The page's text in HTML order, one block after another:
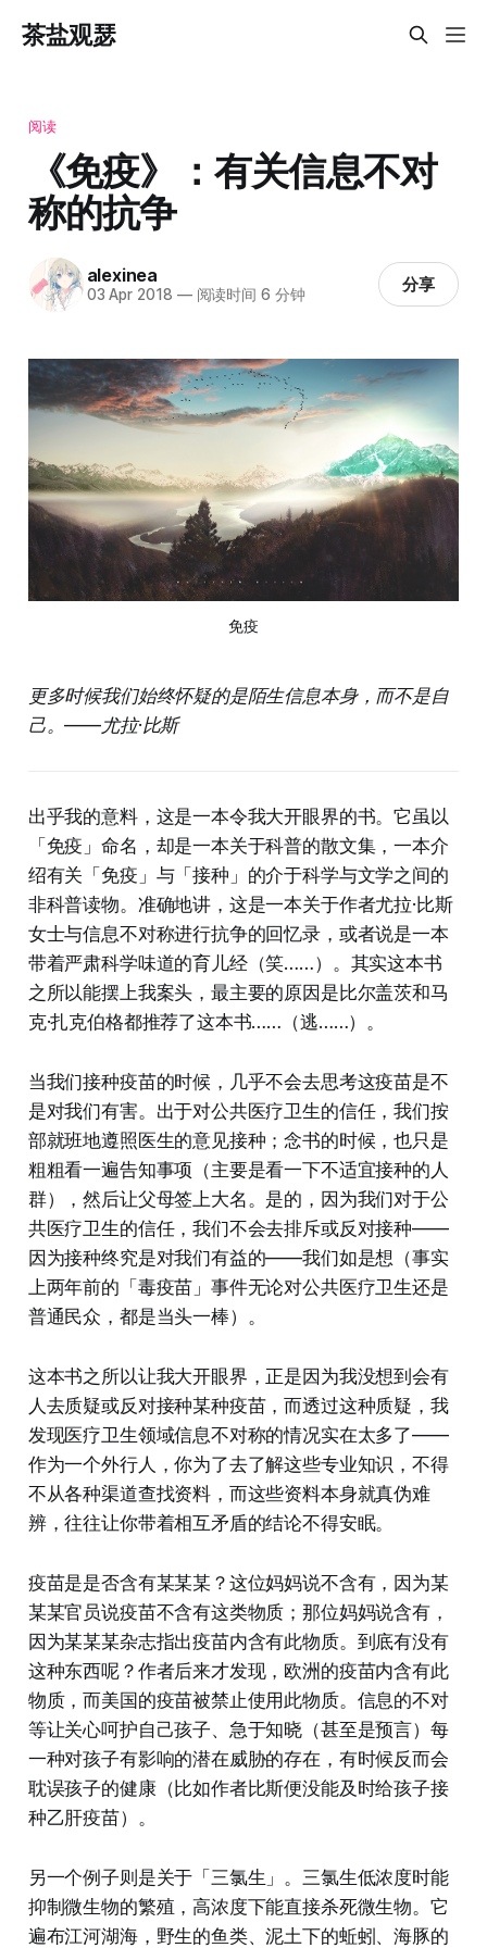
茶盐观瑟
阅读
《免疫》：有关信息不对
称的抗争
alexinea
03 Apr 2018 —阅读时间 6 分钟 分享
免疫
更多时候我们始终怀疑的是陌生信息本身，而不是自
己。——尤拉·比斯
出乎我的意料，这是一本令我大开眼界的书。它虽以
「免疫」命名，却是一本关于科普的散文集，一本介
绍有关「免疫」与「接种」的介于科学与文学之间的
非科普读物。准确地讲，这是一本关于作者尤拉·比斯
女士与信息不对称进行抗争的回忆录，或者说是一本
带着严肃科学味道的育儿经（笑……）。其实这本书
之所以能摆上我案头，最主要的原因是比尔盖茨和马
克·扎克伯格都推荐了这本书……（逃……）。
当我们接种疫苗的时候，几乎不会去思考这疫苗是不
是对我们有害。出于对公共医疗卫生的信任，我们按
部就班地遵照医生的意见接种；念书的时候，也只是
粗粗看一遍告知事项（主要是看一下不适宜接种的人
群），然后让父母签上大名。是的，因为我们对于公
共医疗卫生的信任，我们不会去排斥或反对接种——
因为接种终究是对我们有益的——我们如是想（事实
上两年前的「毒疫苗」事件无论对公共医疗卫生还是
普通民众，都是当头一棒）。
这本书之所以让我大开眼界，正是因为我没想到会有
人去质疑或反对接种某种疫苗，而透过这种质疑，我
发现医疗卫生领域信息不对称的情况实在太多了——
作为一个外行人，你为了去了解这些专业知识，不得
不从各种渠道查找资料，而这些资料本身就真伪难
辨，往往让你带着相互矛盾的结论不得安眠。
疫苗是是否含有某某某？这位妈妈说不含有，因为某
某某官员说疫苗不含有这类物质；那位妈妈说含有，
因为某某某杂志指出疫苗内含有此物质。到底有没有
这种东西呢？作者后来才发现，欧洲的疫苗内含有此
物质，而美国的疫苗被禁止使用此物质。信息的不对
等让关心呵护自己孩子、急于知晓（甚至是预言）每
一种对孩子有影响的潜在威胁的存在，有时候反而会
耽误孩子的健康（比如作者比斯便没能及时给孩子接
种乙肝疫苗）。
另一个例子则是关于「三氯生」。三氯生低浓度时能
抑制微生物的繁殖，高浓度下能直接杀死微生物。它
遍布江河湖海，野生的鱼类、泥土下的蚯蚓、海豚的